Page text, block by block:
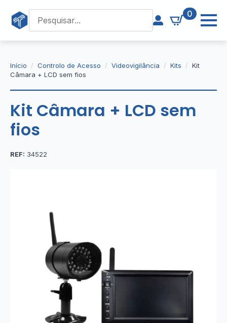
0
Início Controlo de Acesso Videovigilância Kits
Kit
Câmara + LCD sem fios
Kit Câmara + LCD sem
fios
REF: 34522